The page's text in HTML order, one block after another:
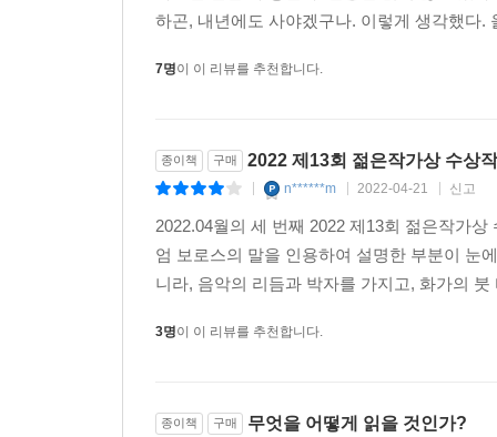
수상했다.
김멜라, 「저녁놀」 거칠고 난폭한 세상이 주는
별명을 지은 두 여자는 통화할 때만큼은 마음껏
말을 소리 내어 할 수 있었고 전화번호부에 서
여자는 자신들을 둘러싼 언어의 속박을 유희로
수상했다.
바라보는 시각에서 균형과 나이브하지 않은 선
하곤, 내년에도 사야겠구나. 이렇게 생각했다
7명이 이 리뷰를 추천합니다.
종이책 구매 2022 제13회 젊은작가상 수상
n******m 2022-04-21 신고
2022.04월의 세 번째 2022 제13회 젊은작가
엄 보로스의 말을 인용하여 설명한 부분이 눈
니라, 음악의 리듬과 박자를 가지고, 화가의
3명이 이 리뷰를 추천합니다.
종이책 구매 무엇을 어떻게 읽을 것인가?